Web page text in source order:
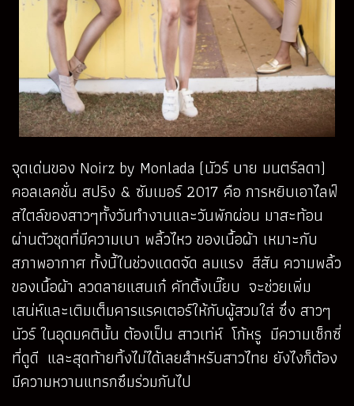
จุดเด่นของ Noirz by Monlada (นัวร์ บาย มนตร์ลดา)
คอลเลคชั่น สปริง & ซัมเมอร์ 2017 คือ การหยิบเอาไลฟ์
สไตล์ของสาวๆทั้งวันทำงานและวันพักผ่อน มาสะท้อน
ผ่านตัวชุดที่มีความเบา พลิ้วไหว ของเนื้อผ้า เหมาะกับ
สภาพอากาศ ทั้งนี้ในช่วงแดดจัด ลมแรง สีสัน ความพลิ้ว
ของเนื้อผ้า ลวดลายแสนเก๋ คัทติ้งเนี๊ยบ จะช่วยเพิ่ม
เสน่ห์และเติมเต็มคารแรคเตอร์ให้กับผู้สวมใส่ ซึ่ง สาวๆ
นัวร์ ในอุดมคตินั้น ต้องเป็น สาวเท่ห์ โก้หรู มีความเซ็กซี่
ที่ดูดี และสุดท้ายทิ้งไม่ได้เลยสำหรับสาวไทย ยังไงก็ต้อง
มีความหวานแทรกซึมร่วมกันไป